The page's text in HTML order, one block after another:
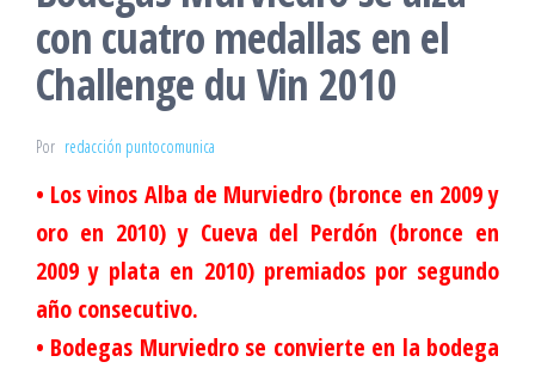
con cuatro medallas en el
Challenge du Vin 2010
Por redacción puntocomunica
• Los vinos Alba de Murviedro (bronce en 2009 y
oro en 2010) y Cueva del Perdón (bronce en
2009 y plata en 2010) premiados por segundo
año consecutivo.
• Bodegas Murviedro se convierte en la bodega